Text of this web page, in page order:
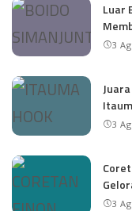
Luar
3
3
3